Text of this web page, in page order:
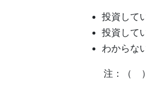
投資して
投資して
わからな
注：（